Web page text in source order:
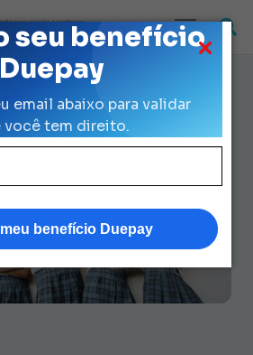
seu benefício
Duepay
email abaixo para validar
você tem direito.
benefício Duepay
para auxilio Uniforme
Prefeitura de São Paulo
de venda: 7
para compra
perfeita